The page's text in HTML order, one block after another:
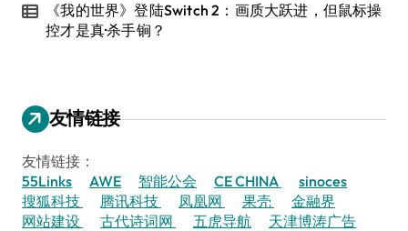
《我的世界》登陆Switch 2：画质大跃进，但鼠标操
控才是真·杀手锏？
友情链接
友情链接：
55Links
AWE 智能公会 CE CHINA
sinoces
搜狐科技
腾讯科技 凤凰网 果壳
金融界
网站建设
古代诗词网 五虎导航
天津博涛广告